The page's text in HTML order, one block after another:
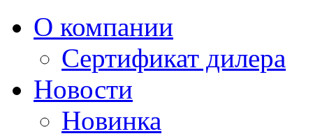
О компании
Сертификат дилера
Новости
Новинка